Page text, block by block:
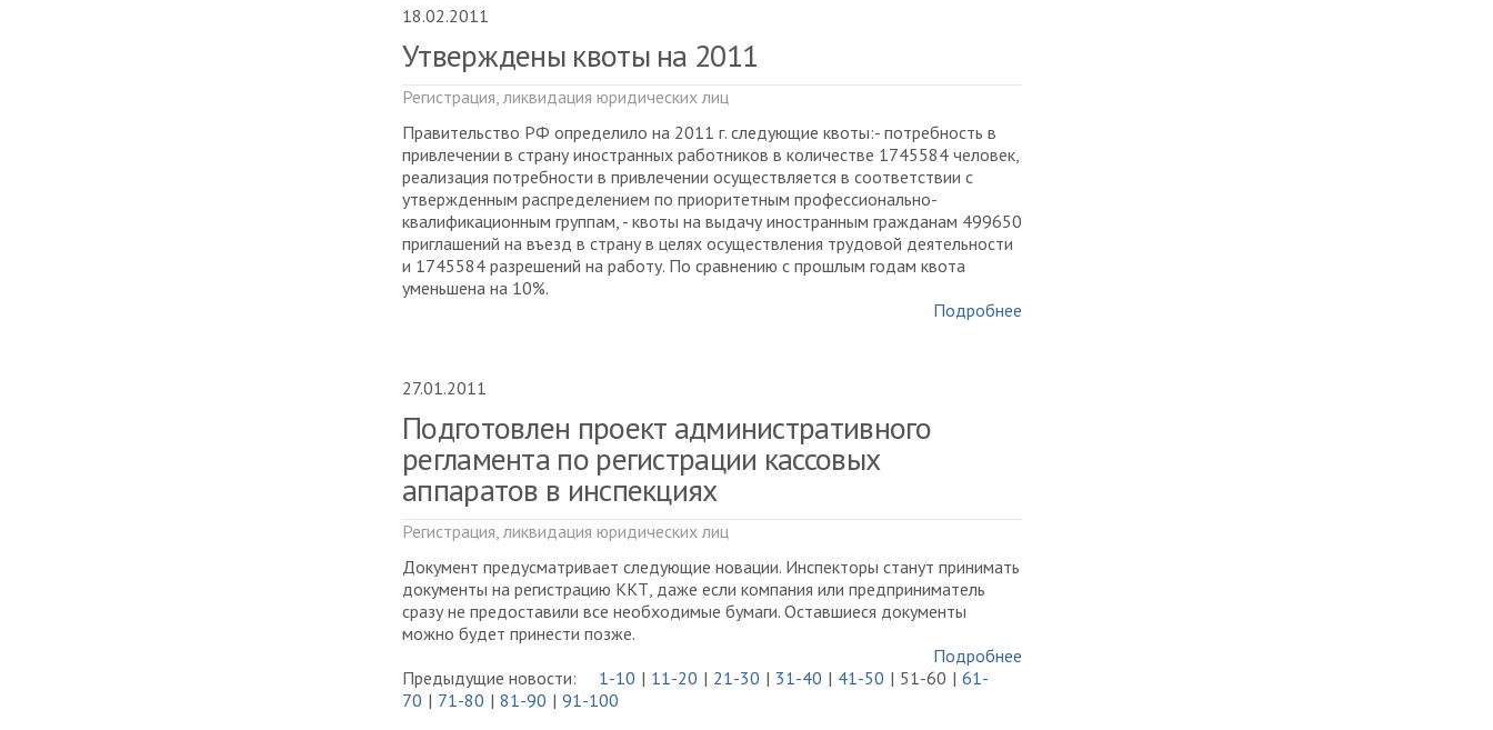
18.02.2011
Утверждены квоты на 2011
Регистрация, ликвидация юридических лиц
Правительство РФ определило на 2011 г. следующие квоты:- потребность в
привлечении в страну иностранных работников в количестве 1745584 человек,
реализация потребности в привлечении осуществляется в соответствии с
утвержденным распределением по приоритетным профессионально-
квалификационным группам, - квоты на выдачу иностранным гражданам 499650
приглашений на въезд в страну в целях осуществления трудовой деятельности
и 1745584 разрешений на работу. По сравнению с прошлым годам квота
уменьшена на 10%.
Подробнее
27.01.2011
Подготовлен проект административного
регламента по регистрации кассовых
аппаратов в инспекциях
Регистрация, ликвидация юридических лиц
Документ предусматривает следующие новации. Инспекторы станут принимать
документы на регистрацию ККТ, даже если компания или предприниматель
сразу не предоставили все необходимые бумаги. Оставшиеся документы
можно будет принести позже.
Подробнее
Предыдущие новости:
1-10 11-20 21-30 31-40 41-50 51-60
61-
70
71-80 81-90 91-100